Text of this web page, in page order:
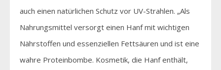
auch einen natürlichen Schutz vor UV-Strahlen. „Als
Nahrungsmittel versorgt einen Hanf mit wichtigen
Nährstoffen und essenziellen Fettsäuren und ist eine
wahre Proteinbombe. Kosmetik, die Hanf enthält,